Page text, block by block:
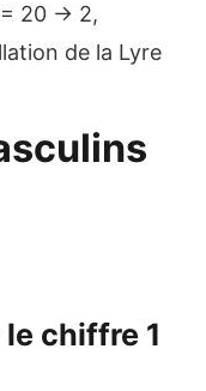
= 20 → 2,
de la Lyre
chiffre 1